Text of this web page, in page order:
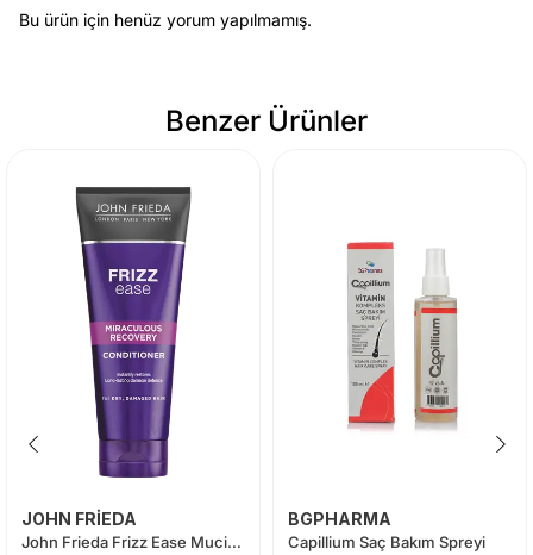
Bu ürün için henüz yorum yapılmamış.
Benzer Ürünler
JOHN FRİEDA
John Frieda Frizz Ease Mucizevi Saç Bakım Kremi 250 ml
BGPHARMA
Capillium Saç Bakım Spreyi